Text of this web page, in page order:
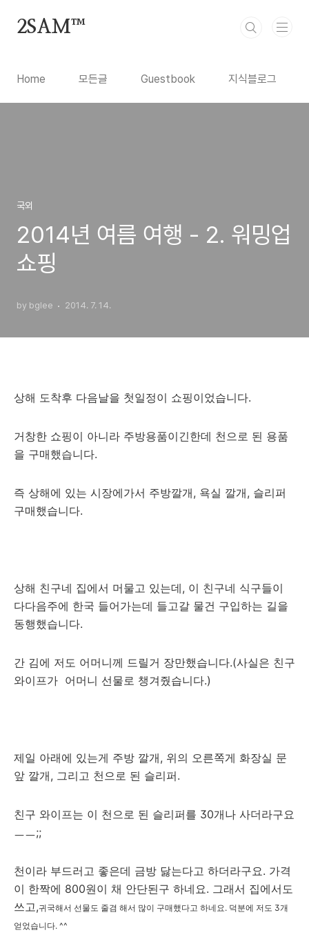
2SAM™
Home 모든글 Guestbook 지식블로그
국외
2014년 여름 여행 - 2. 워밍업
쇼핑
by bglee 2014. 7. 14.
상해 도착후 다음날을 첫일정이 쇼핑이었습니다.
거창한 쇼핑이 아니라 주방용품이긴한데 천으로 된 용품
을 구매했습니다.
즉 상해에 있는 시장에가서 주방깔개, 욕실 깔개, 슬리퍼
구매했습니다.
상해 친구네 집에서 머물고 있는데, 이 친구네 식구들이
다다음주에 한국 들어가는데 들고갈 물건 구입하는 길을
동행했습니다.
간 김에 저도 어머니께 드릴거 장만했습니다.(사실은 친구
와이프가 어머니 선물로 챙겨줬습니다.)
제일 아래에 있는게 주방 깔개, 위의 오른쪽게 화장실 문
앞 깔개, 그리고 천으로 된 슬리퍼.
친구 와이프는 이 천으로 된 슬리퍼를 30개나 사더라구요
ㅡㅡ;;
천이라 부드러고 좋은데 금방 닳는다고 하더라구요. 가격
이 한짝에 800원이 채 안단된구 하네요. 그래서 집에서도
쓰고,귀국해서 선물도 줄겸 해서 많이 구매했다고 하네요. 덕분에 저도 3개
얻었습니다. ^^